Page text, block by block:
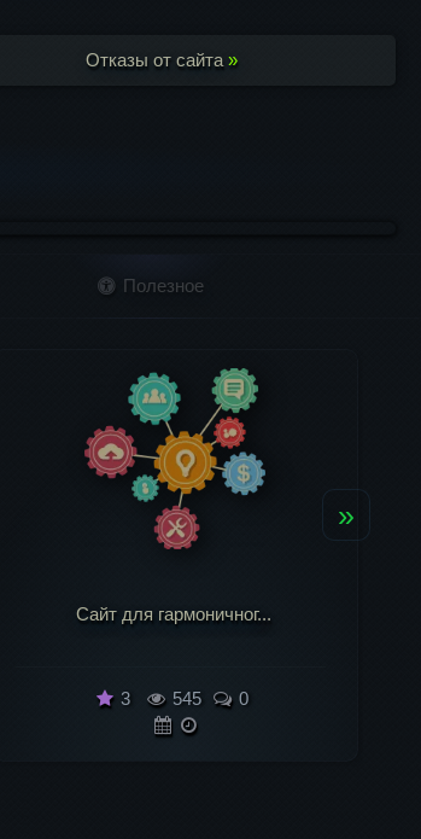
Отказы от сайта»
Полезное
Лучшие биржи ссылок ...
3 601 0
»